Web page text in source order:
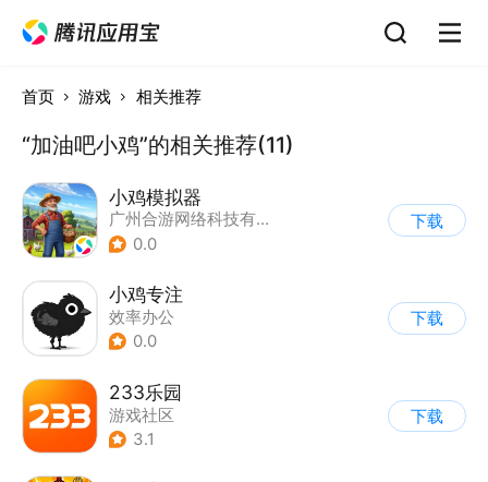
首页 游戏 相关推荐
“加油吧小鸡”的相关推荐(11)
小鸡模拟器
广州合游网络科技有限公司
0.0
下载
小鸡专注
效率办公
0.0
下载
233乐园
游戏社区
3.1
下载